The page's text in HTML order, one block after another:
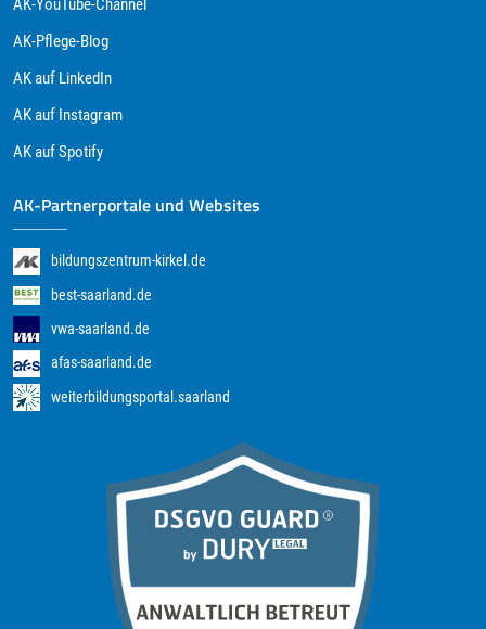
AK-YouTube-Channel
AK-Pflege-Blog
AK auf LinkedIn
AK auf Instagram
AK auf Spotify
AK-Partnerportale und Websites
bildungszentrum-kirkel.de
best-saarland.de
vwa-saarland.de
afas-saarland.de
weiterbildungsportal.saarland